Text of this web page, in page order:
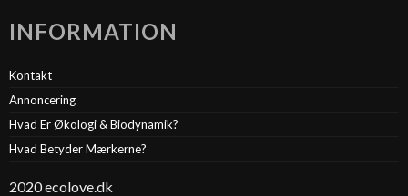
INFORMATION
Kontakt
Annoncering
Hvad Er Økologi & Biodynamik?
Hvad Betyder Mærkerne?
2020 ecolove.dk